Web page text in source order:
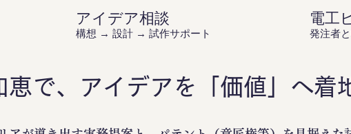
アイデア相談
構想 → 設計 → 試作サポート
電工
発注者
恵で、アイデアを「価値」へ着